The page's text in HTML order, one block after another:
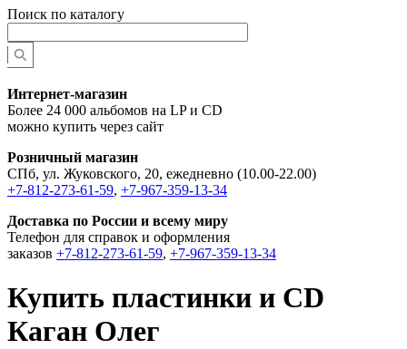
Поиск по каталогу
Интернет-магазин
Более 24 000 альбомов на LP и CD
можно купить через сайт
Розничный магазин
СПб, ул. Жуковского, 20, ежедневно (10.00-22.00)
+7-812-273-61-59, +7-967-359-13-34
Доставка по России и всему миру
Телефон для справок и оформления
заказов +7-812-273-61-59, +7-967-359-13-34
Купить пластинки и CD
Каган Олег